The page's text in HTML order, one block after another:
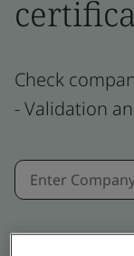
Check
- Validation